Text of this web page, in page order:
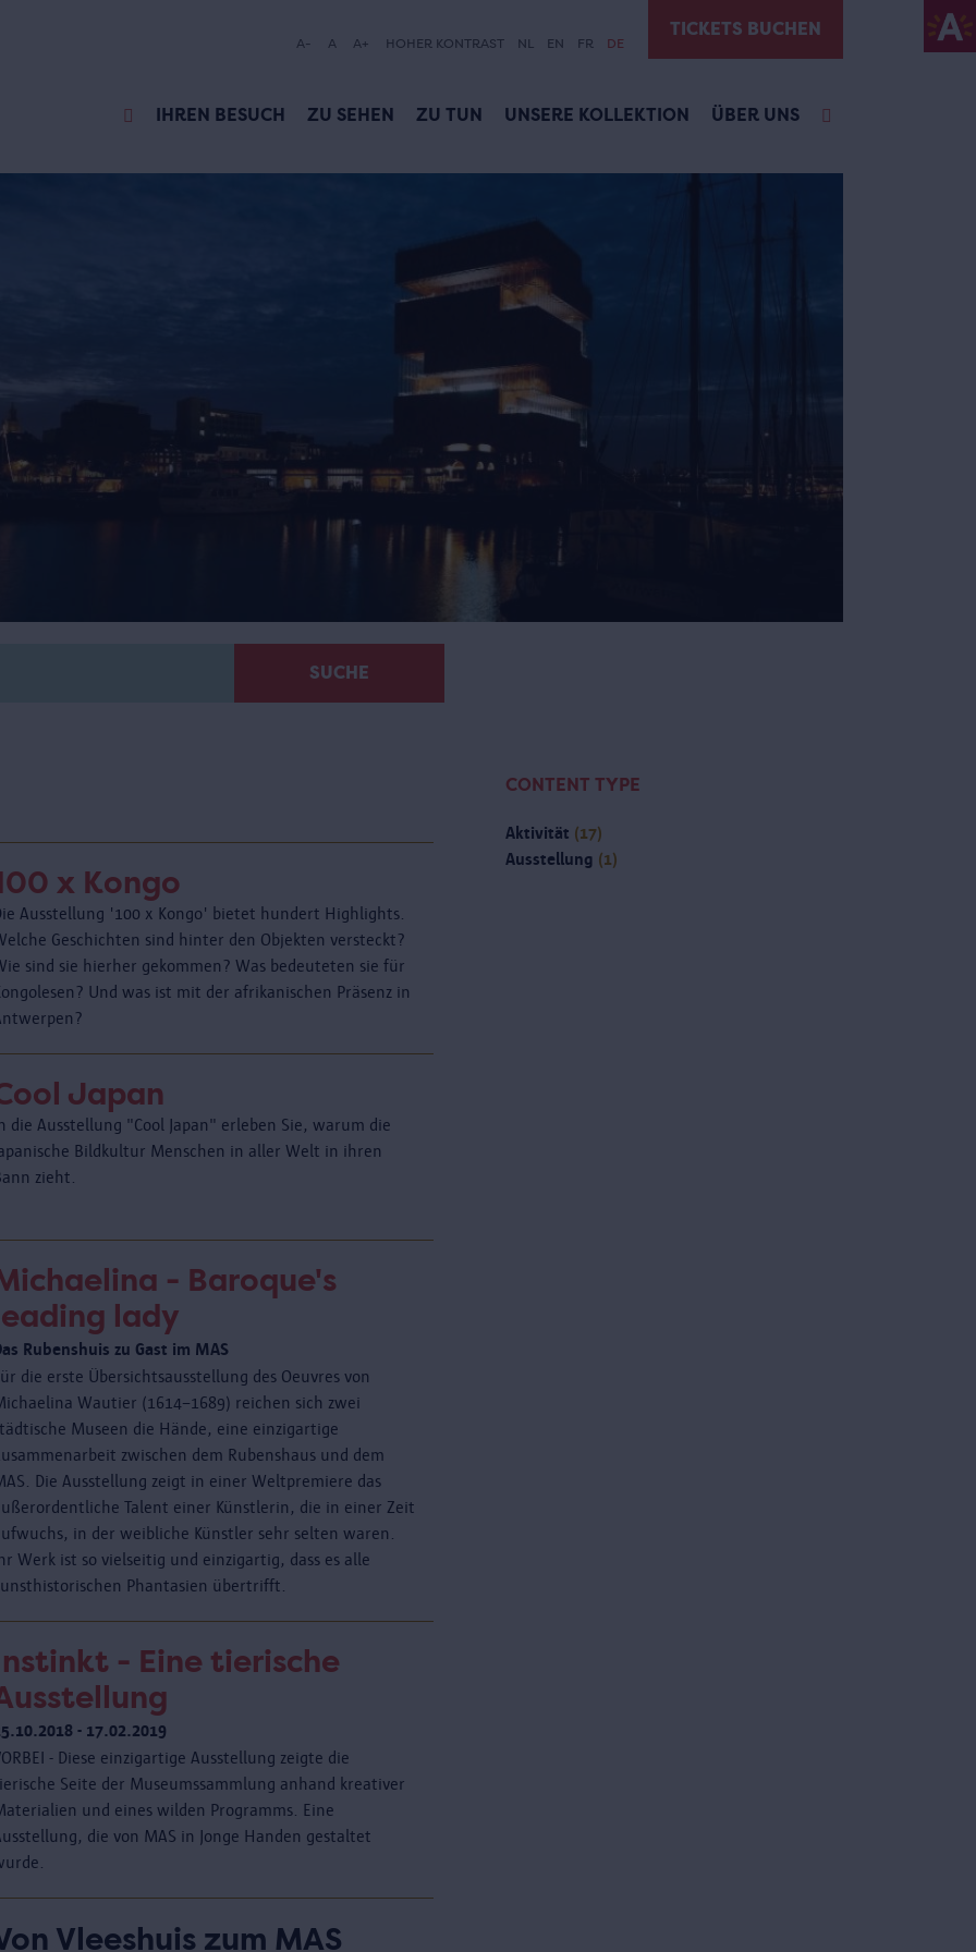
A- A A+ HOHER KONTRAST NL EN FR DE
TICKETS BUCHEN
IHREN BESUCH ZU SEHEN ZU TUN UNSERE KOLLEKTION ÜBER UNS
SUCHE
CONTENT TYPE
Aktivität (17)
Ausstellung (1)
x Kongo
Ausstellung '100 x Kongo' bietet hundert Highlights.
Geschichten sind hinter den Objekten versteckt?
sind sie hierher gekommen? Was bedeuteten sie für
Und was ist mit der afrikanischen Präsenz in
Japan
die Ausstellung "Cool Japan" erleben Sie, warum die
Bildkultur Menschen in aller Welt in ihren
zieht.
- Baroque's
lady
Rubenshuis zu Gast im MAS
die erste Übersichtsausstellung des Oeuvres von
Wautier (1614–1689) reichen sich zwei
Museen die Hände, eine einzigartige
zwischen dem Rubenshaus und dem
Die Ausstellung zeigt in einer Weltpremiere das
Talent einer Künstlerin, die in einer Zeit
in der weibliche Künstler sehr selten waren.
Werk ist so vielseitig und einzigartig, dass es alle
Phantasien übertrifft.
- Eine tierische
- 17.02.2019
- Diese einzigartige Ausstellung zeigte die
Seite der Museumssammlung anhand kreativer
und eines wilden Programms. Eine
die von MAS in Jonge Handen gestaltet
Vleeshuis zum MAS